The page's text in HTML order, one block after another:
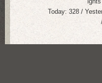
Today:328/